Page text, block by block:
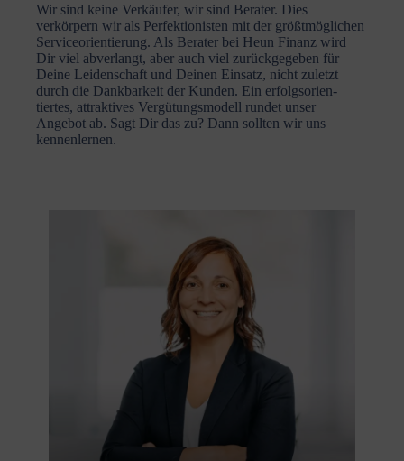
Wir sind keine Verkäufer, wir sind Berater. Dies
verkörpern wir als Perfek­tio­nisten mit der größt­mög­lichen
Service­ori­en­tierung. Als Berater bei Heun Finanz wird
Dir viel abver­langt, aber auch viel zurück­ge­geben für
Deine Leiden­schaft und Deinen Einsatz, nicht zuletzt
durch die Dankbarkeit der Kunden. Ein erfolgs­ori­en­
tiertes, attrak­tives Vergü­tungs­modell rundet unser
Angebot ab. Sagt Dir das zu? Dann sollten wir uns
kennen­lernen.